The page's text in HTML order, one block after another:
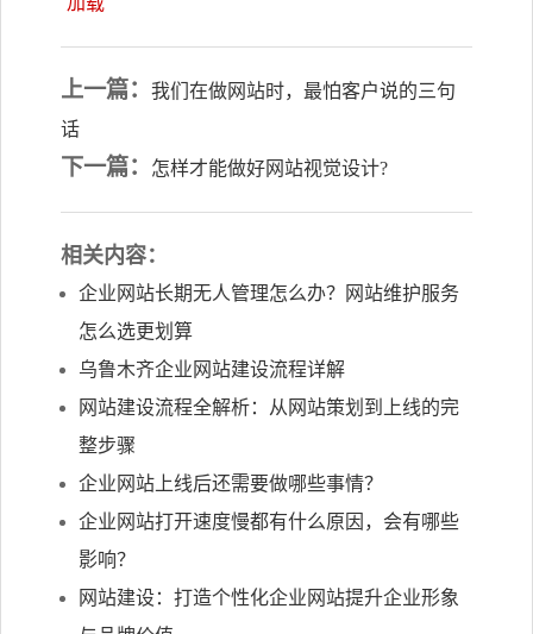
上一篇：
我们在做网站时，最怕客户说的三句
话
下一篇： 怎样才能做好网站视觉设计?
相关内容：
企业网站长期无人管理怎么办？网站维护服务
怎么选更划算
乌鲁木齐企业网站建设流程详解
网站建设流程全解析：从网站策划到上线的完
整步骤
企业网站上线后还需要做哪些事情？
企业网站打开速度慢都有什么原因，会有哪些
影响？
网站建设：打造个性化企业网站提升企业形象